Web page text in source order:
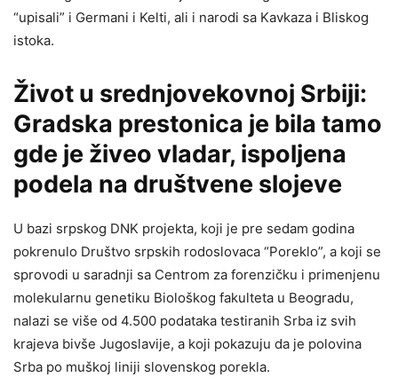
“upisali” i Germani i Kelti, ali i narodi sa Kavkaza i Bliskog
istoka.
Život u srednjovekovnoj Srbiji:
Gradska prestonica je bila tamo
gde je živeo vladar, ispoljena
podela na društvene slojeve
U bazi srpskog DNK projekta, koji je pre sedam godina
pokrenulo Društvo srpskih rodoslovaca “Poreklo”, a koji se
sprovodi u saradnji sa Centrom za forenzičku i primenjenu
molekularnu genetiku Biološkog fakulteta u Beogradu,
nalazi se više od 4.500 podataka testiranih Srba iz svih
krajeva bivše Jugoslavije, a koji pokazuju da je polovina
Srba po muškoj liniji slovenskog porekla.